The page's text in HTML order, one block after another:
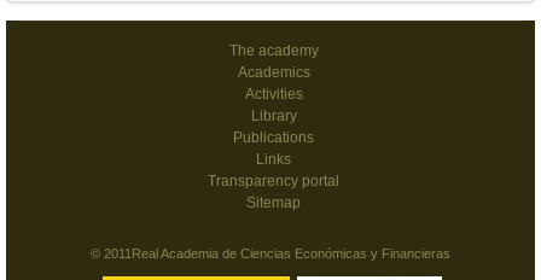
The academy
Academics
Activities
Library
Publications
Links
Transparency portal
Sitemap
© 2011Real Academia de Ciencias Económicas y Financieras